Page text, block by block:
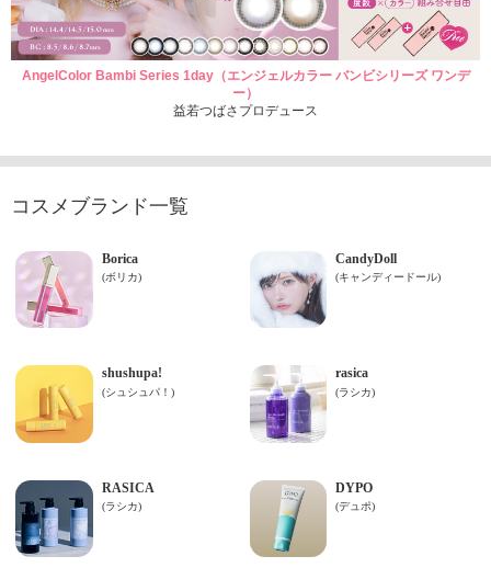
AngelColor Bambi Series 1day（エンジェルカラー バンビシリーズ ワンデ
ー）
益若つばさプロデュース
コスメブランド一覧